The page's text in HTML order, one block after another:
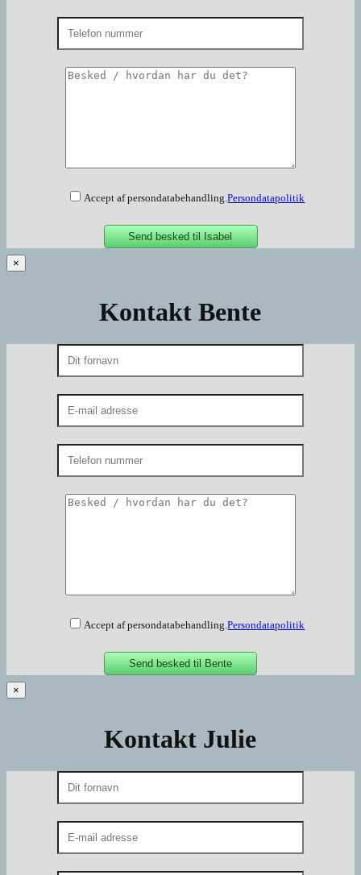
Accept af persondatabehandling.Persondatapolitik
×
Kontakt Bente
Accept af persondatabehandling.Persondatapolitik
×
Kontakt Julie